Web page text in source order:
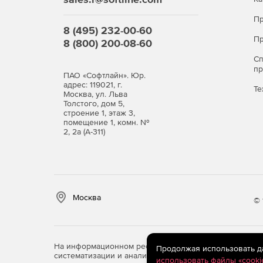
8 (495) 232-00-60
8 (800) 200-08-60
ПАО «Софтлайн». Юр.
адрес: 119021, г.
Москва, ул. Льва
Толстого, дом 5,
строение 1, этаж 3,
помещение 1, комн. №
2, 2а (А-311)
Москва ©
На информационном ресурсе store.softline.ru
систематизации и анализа сведений, относящихся
Продолжая использовать
использовать файлы